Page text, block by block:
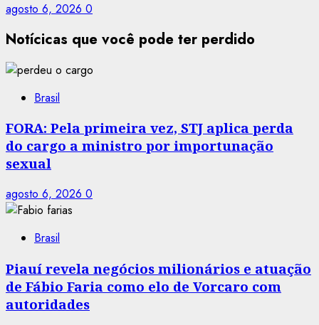
agosto 6, 2026 0
Notícicas que você pode ter perdido
Brasil
FORA: Pela primeira vez, STJ aplica perda
do cargo a ministro por importunação
sexual
agosto 6, 2026 0
Brasil
Piauí revela negócios milionários e atuação
de Fábio Faria como elo de Vorcaro com
autoridades